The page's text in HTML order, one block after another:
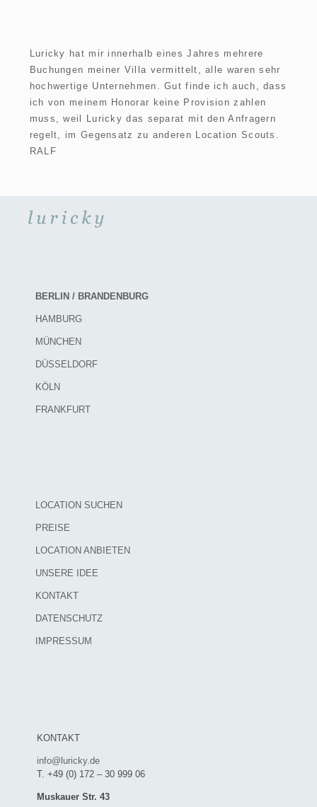
Luricky hat mir innerhalb eines Jahres mehrere
Buchungen meiner Villa vermittelt, alle waren sehr
hochwertige Unternehmen. Gut finde ich auch, dass
ich von meinem Honorar keine Provision zahlen
muss, weil Luricky das separat mit den Anfragern
regelt, im Gegensatz zu anderen Location Scouts.
RALF
BERLIN / BRANDENBURG
HAMBURG
MÜNCHEN
DÜSSELDORF
KÖLN
FRANKFURT
LOCATION SUCHEN
PREISE
LOCATION ANBIETEN
UNSERE IDEE
KONTAKT
DATENSCHUTZ
IMPRESSUM
KONTAKT
info@luricky.de
T. +49 (0) 172 – 30 999 06
Muskauer Str. 43